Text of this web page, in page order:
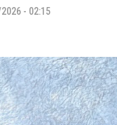
- 02:15